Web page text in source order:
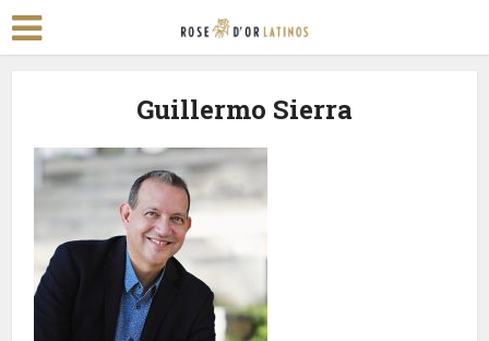
Guillermo Sierra